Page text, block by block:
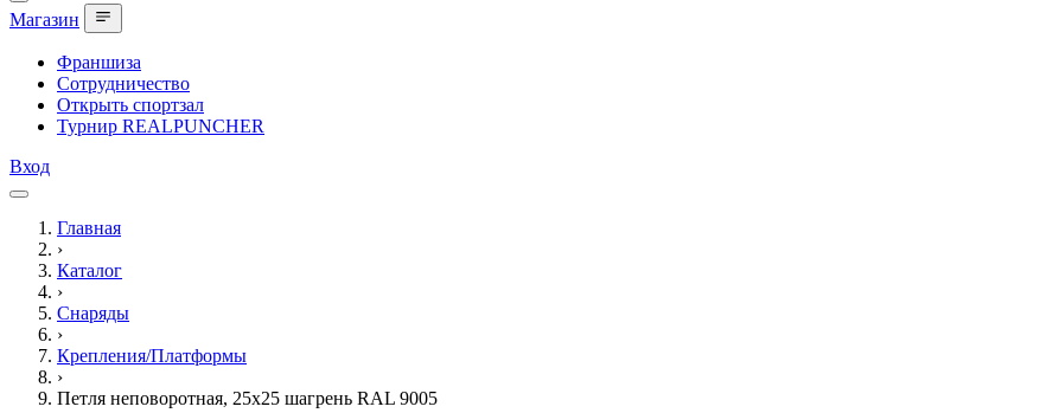
Магазин
Франшиза
Сотрудничество
Открыть спортзал
Турнир REALPUNCHER
Вход
Главная
›
Каталог
›
Снаряды
›
Крепления/Платформы
›
Петля неповоротная, 25х25 шагрень RAL 9005